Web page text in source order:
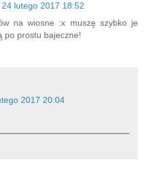
24 lutego 2017 18:52
na wiosne :x muszę szybko je
po prostu bajeczne!
2017 20:04